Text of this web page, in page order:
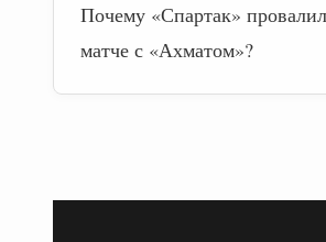
Почему «Спартак»
матче с «Ахматом»?